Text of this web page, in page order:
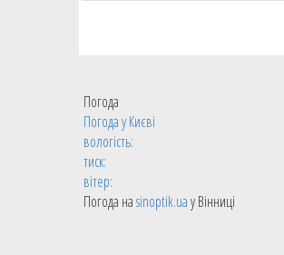
Погода
Погода уКиєві
вологість:
тиск:
вітер:
Погода наsinoptik.uaу Вінниці